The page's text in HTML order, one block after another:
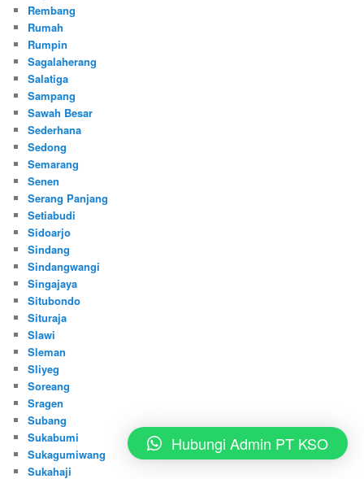
Rembang
Rumah
Rumpin
Sagalaherang
Salatiga
Sampang
Sawah Besar
Sederhana
Sedong
Semarang
Senen
Serang Panjang
Setiabudi
Sidoarjo
Sindang
Sindangwangi
Singajaya
Situbondo
Situraja
Slawi
Sleman
Sliyeg
Soreang
Sragen
Subang
Sukabumi
Sukagumiwang
Sukahaji
Hubungi Admin PT KSO